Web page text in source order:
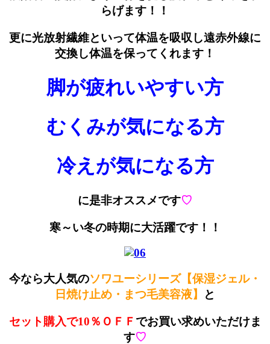
らげます！！
更に光放射繊維といって体温を吸収し遠赤外線に
交換し体温を保ってくれます！
脚が疲れいやすい方
むくみが気になる方
冷えが気になる方
に是非オススメです♡
寒～い冬の時期に大活躍です！！
今なら大人気のソワユーシリーズ【保湿ジェル・
日焼け止め・まつ毛美容液】
と
セット購入で10％ＯＦＦ でお買い求めいただけま
す♡